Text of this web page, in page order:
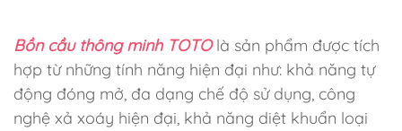
Bồn cầu thông minh TOTOlà sản phẩm được tích
hợp từ những tính năng hiện đại như: khả năng tự
động đóng mở, đa dạng chế độ sử dụng, công
nghệ xả xoáy hiện đại, khả năng diệt khuẩn loại